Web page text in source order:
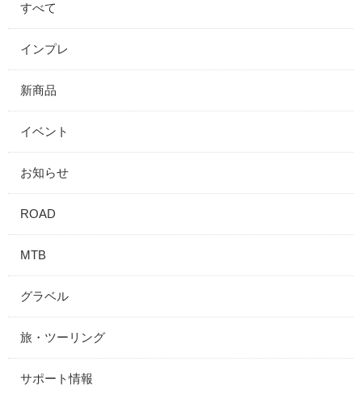
すべて
インプレ
新商品
イベント
お知らせ
ROAD
MTB
グラベル
旅・ツーリング
サポート情報